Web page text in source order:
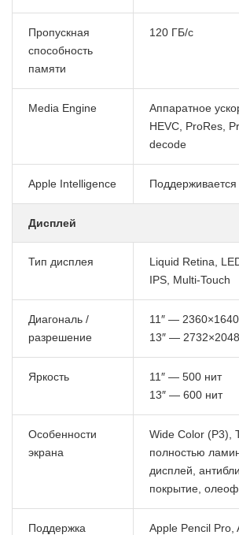
Пропускная
способность
памяти
120 ГБ/с
Media Engine
Аппаратное
HEVC, ProRes,
decode
Apple Intelligence Поддерживается
Дисплей
Тип дисплея
Liquid Retina,
IPS, Multi-Touch
Диагональ /
разрешение
11″ —
13″ —
Яркость
11″ — 500 нит
13″ — 600 нит
Особенности
экрана
Wide Color (P3),
полностью
дисплей,
покрытие,
Поддержка
Apple Pencil Pro,